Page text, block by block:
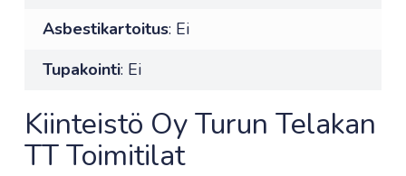
Asbestikartoitus: Ei
Tupakointi: Ei
Kiinteistö Oy Turun Telakan
TT Toimitilat